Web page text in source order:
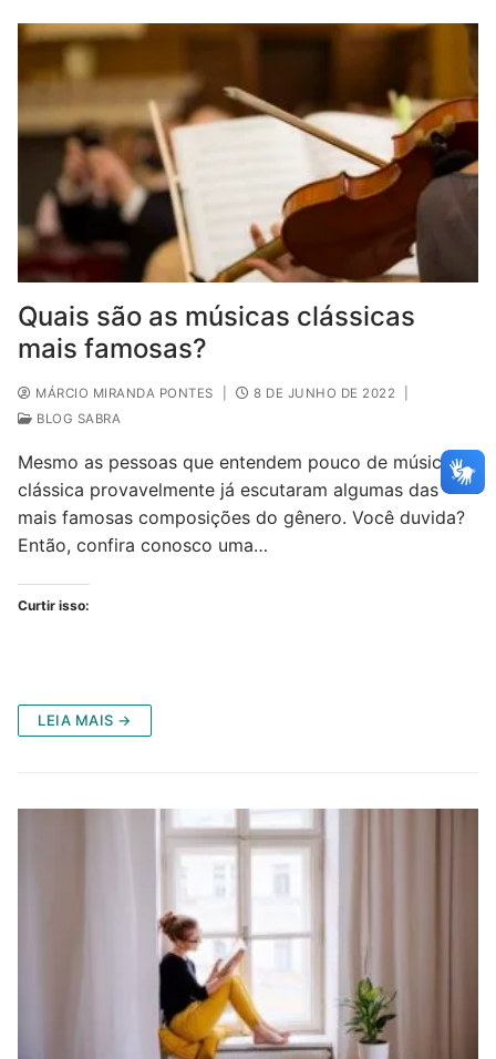
Quais são as músicas clássicas
mais famosas?
MÁRCIO MIRANDA PONTES 8 DE JUNHO DE 2022
BLOG SABRA
Mesmo as pessoas que entendem pouco de música
clássica provavelmente já escutaram algumas das
mais famosas composições do gênero. Você duvida?
Então, confira conosco uma…
Curtir isso:
LEIA MAIS →